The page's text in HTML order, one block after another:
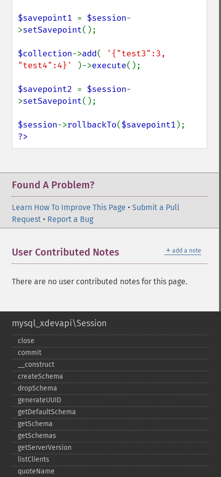
$savepoint1 = $session-
>setSavepoint();
$collection->add(
'{"test3":3,
"test4":4}'
)->execute();
$savepoint2 = $session-
>setSavepoint();
$session->rollbackTo($savepoint1
?>
Found A Problem?
Learn How To Improve This Page • Submit a Pull
Request • Report a Bug
＋ add a note
User Contributed Notes
There are no user contributed notes for this page.
mysql_xdevapi\Session
close
commit
_​_​construct
createSchema
dropSchema
generateUUID
getDefaultSchema
getSchema
getSchemas
getServerVersion
listClients
quoteName